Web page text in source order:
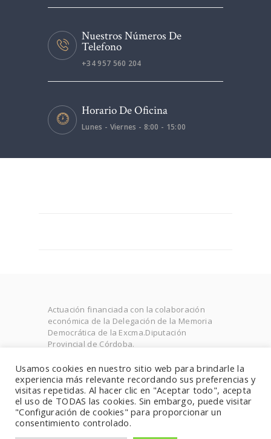
Nuestros Números De
Telefono
+34 957 560 204
Horario De Oficina
Lunes - Viernes - 8:00 - 15:00
Actuación financiada con la colaboración
económica de la Delegación de la Memoria
Democrática de la Excma.Diputación
Provincial de Córdoba.
Developed by BeYourNetwork, All rights
reserved. Términos de uso and Política de
Usamos cookies en nuestro sitio web para brindarle la
experiencia más relevante recordando sus preferencias y
visitas repetidas. Al hacer clic en "Aceptar todo", acepta
el uso de TODAS las cookies. Sin embargo, puede visitar
"Configuración de cookies" para proporcionar un
consentimiento controlado.